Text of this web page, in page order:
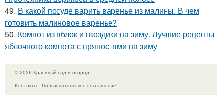
49. В какой посуде варить варенье из малины. В чем
готовить малиновое варенье?
50. Компот из яблок и гвоздики на зиму. Лучшие рецепты
яблочного компота с пряностями на зиму
© 2026 Красивый сад и огород
Контакты
Пользовательское соглашение